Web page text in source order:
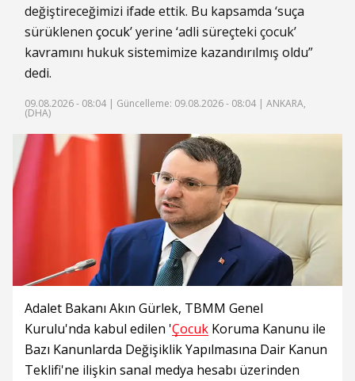
değiştireceğimizi ifade ettik. Bu kapsamda ‘suça
sürüklenen çocuk’ yerine ‘adli süreçteki çocuk’
kavramını hukuk sistemimize kazandırılmış oldu”
dedi.
09.08.2026 - 08:04 | Güncelleme: 09.08.2026 - 08:04 | ANKARA,
(DHA)
Adalet Bakanı Akın Gürlek, TBMM Genel
Kurulu'nda kabul edilen 'Çocuk Koruma Kanunu ile
Bazı Kanunlarda Değişiklik Yapılmasına Dair Kanun
Teklifi'ne ilişkin sanal medya hesabı üzerinden